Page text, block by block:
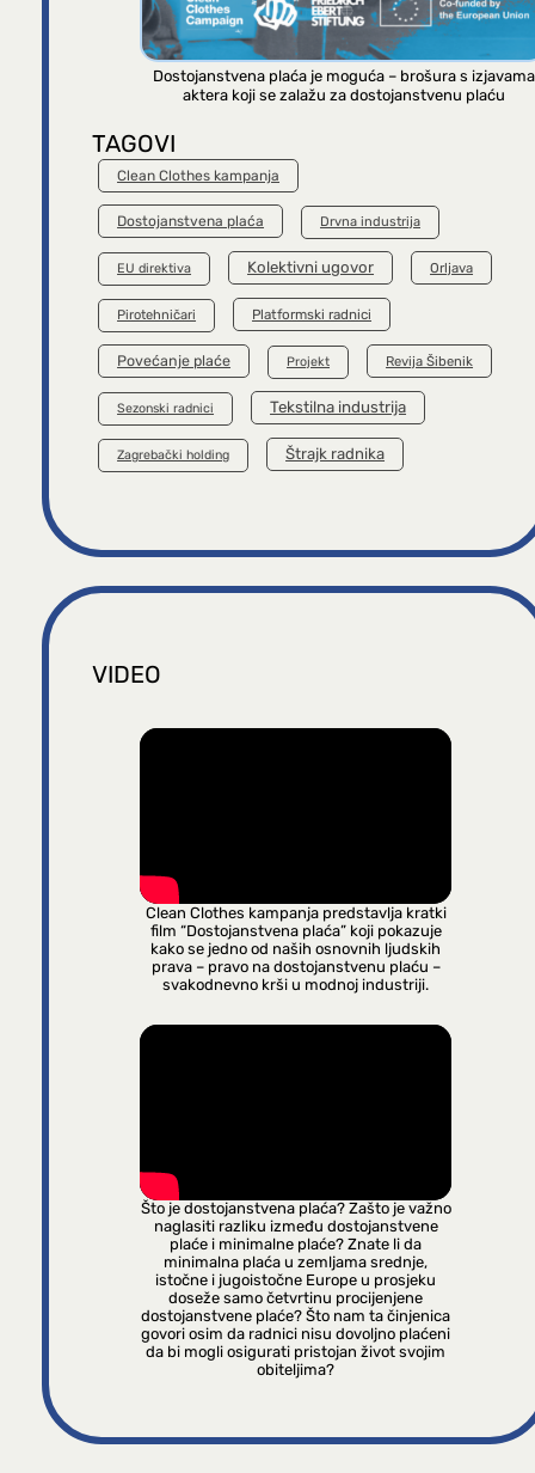
Dostojanstvena plaća je moguća – brošura s izjavama
aktera koji se zalažu za dostojanstvenu plaću
TAGOVI
Clean Clothes kampanja
Dostojanstvena plaća Drvna industrija
EU direktiva Kolektivni ugovor Orljava
Pirotehničari Platformski radnici
Povećanje plaće Projekt Revija Šibenik
Sezonski radnici Tekstilna industrija
Zagrebački holding Štrajk radnika
VIDEO
Clean Clothes kampanja predstavlja kratki
film “Dostojanstvena plaća” koji pokazuje
kako se jedno od naših osnovnih ljudskih
prava – pravo na dostojanstvenu plaću –
svakodnevno krši u modnoj industriji.
Što je dostojanstvena plaća? Zašto je važno
naglasiti razliku između dostojanstvene
plaće i minimalne plaće? Znate li da
minimalna plaća u zemljama srednje,
istočne i jugoistočne Europe u prosjeku
doseže samo četvrtinu procijenjene
dostojanstvene plaće? Što nam ta činjenica
govori osim da radnici nisu dovoljno plaćeni
da bi mogli osigurati pristojan život svojim
obiteljima?